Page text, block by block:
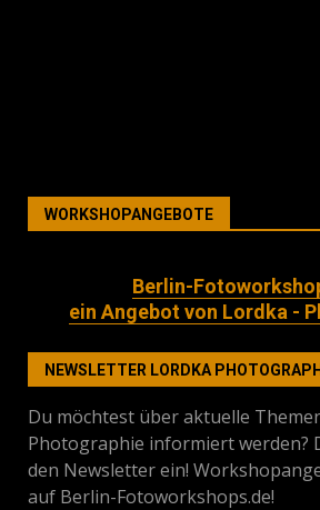
WORKSHOPANGEBOTE
Berlin-
ein Angebot von Lordka -
NEWSLETTER LORDKA
Du möchtest über aktuelle
Photographie informiert werden?
den Newsletter ein!
auf Berlin-Fotoworkshops.de!